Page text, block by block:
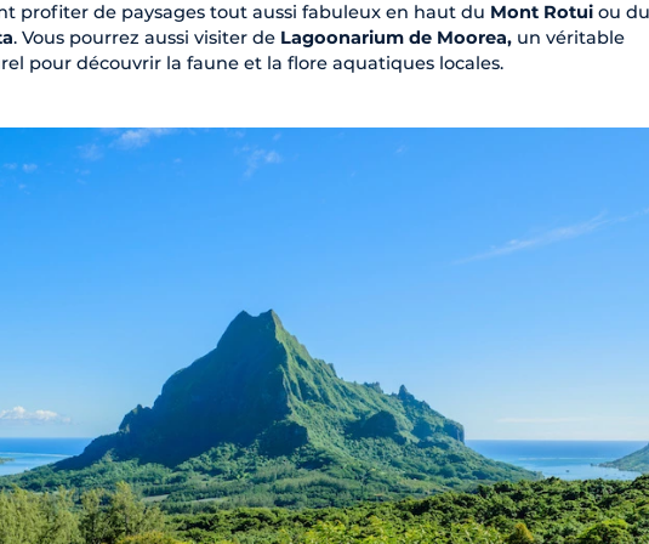
profiter de paysages tout aussi fabuleux en haut du Mont Rotui ou du
. Vous pourrez aussi visiter de Lagoonarium de Moorea, un véritable
pour découvrir la faune et la flore aquatiques locales.